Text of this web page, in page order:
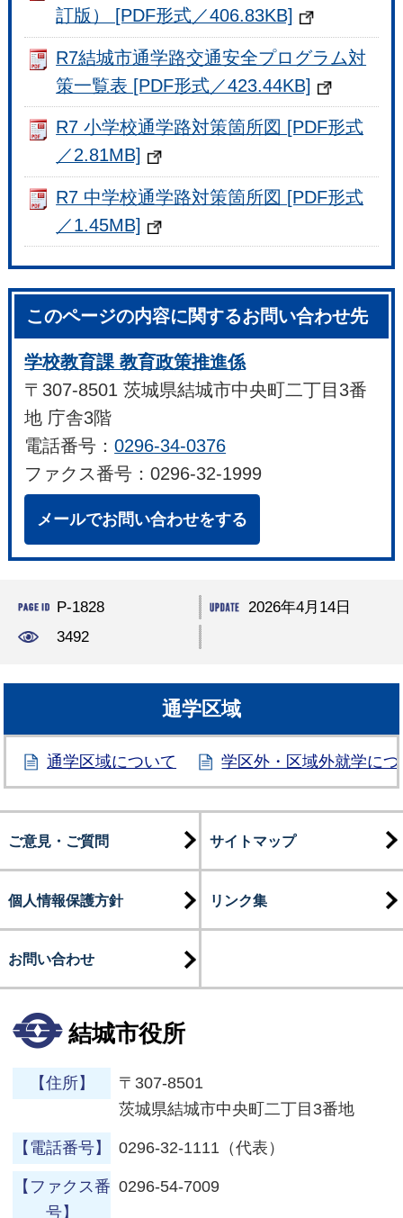
訂版） [PDF形式／406.83KB]
R7結城市通学路交通安全プログラム対
策一覧表 [PDF形式／423.44KB]
R7 小学校通学路対策箇所図 [PDF形式
／2.81MB]
R7 中学校通学路対策箇所図 [PDF形式
／1.45MB]
このページの内容に関するお問い合わせ先
学校教育課 教育政策推進係
〒307-8501 茨城県結城市中央町二丁目3番
地 庁舎3階
電話番号：0296-34-0376
ファクス番号：0296-32-1999
メールでお問い合わせをする
P-1828
2026年4月14日
3492
通学区域
通学区域について 学区外・区域外就学に
ご意見・ご質問 サイトマップ
個人情報保護方針 リンク集
お問い合わせ
結城市役所
【住所】
〒307-8501
茨城県結城市中央町二丁目3番地
【電話番号】 0296-32-1111（代表）
【ファクス番
号】
0296-54-7009